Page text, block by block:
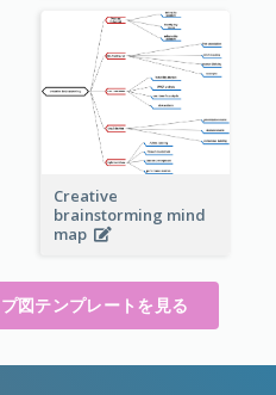
Creative
brainstorming mind
map
図テンプレートを見る